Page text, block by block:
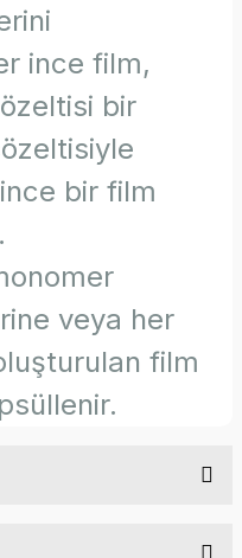
ince film,
bir
bir film
veya her
film